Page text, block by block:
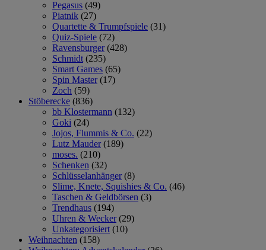
Pegasus (49)
Piatnik (27)
Quartette & Trumpfspiele (31)
Quiz-Spiele (72)
Ravensburger (428)
Schmidt (235)
Smart Games (65)
Spin Master (17)
Zoch (59)
Stöberecke (836)
bb Klostermann (132)
Goki (24)
Jojos, Flummis & Co. (22)
Lutz Mauder (189)
moses. (210)
Schenken (32)
Schlüsselanhänger (8)
Slime, Knete, Squishies & Co. (46)
Taschen & Geldbörsen (3)
Trendhaus (194)
Uhren & Wecker (29)
Unkategorisiert (10)
Weihnachten (158)